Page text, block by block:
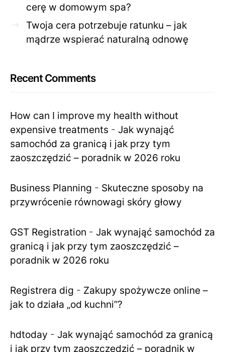
cerę w domowym spa?
Twoja cera potrzebuje ratunku – jak
mądrze wspierać naturalną odnowę
Recent Comments
How can I improve my health without
expensive treatments - Jak wynająć
samochód za granicą i jak przy tym
zaoszczędzić – poradnik w 2026 roku
Business Planning - Skuteczne sposoby na
przywrócenie równowagi skóry głowy
GST Registration - Jak wynająć samochód za
granicą i jak przy tym zaoszczędzić –
poradnik w 2026 roku
Registrera dig - Zakupy spożywcze online –
jak to działa „od kuchni”?
hdtoday - Jak wynająć samochód za granicą
i jak przy tym zaoszczędzić – poradnik w